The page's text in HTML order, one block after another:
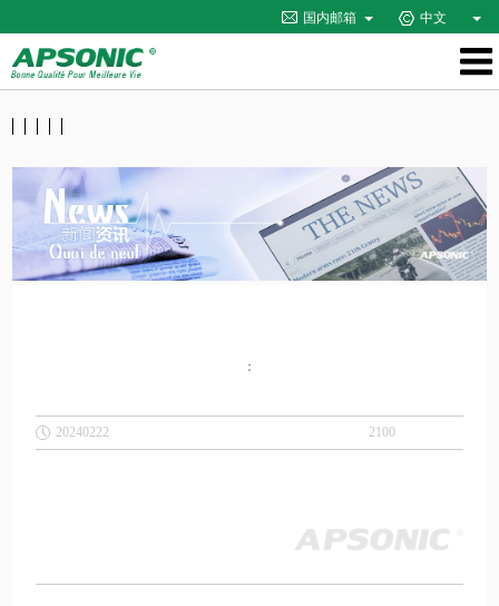
国内邮箱 中文
：
20240222 2100